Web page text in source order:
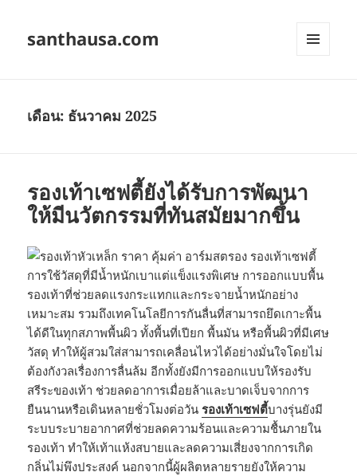
santhausa.com
เดือน: ธันวาคม 2025
รองเท้าเซฟตี้ยังได้รับการพัฒนา
ให้มีนวัตกรรมที่ทันสมัยมากขึ้น
การใช้วัสดุที่มีน้ำหนักเบาแต่แข็งแรงพิเศษ การออกแบบพื้น
รองเท้าที่ช่วยลดแรงกระแทกและกระจายน้ำหนักอย่าง
เหมาะสม รวมถึงเทคโนโลยีการกันลื่นที่สามารถยึดเกาะพื้น
ได้ดีในทุกสภาพพื้นผิว ทั้งพื้นที่เปียก พื้นมัน หรือพื้นผิวที่มีเศษ
วัสดุ ทำให้ผู้สวมใส่สามารถเคลื่อนไหวได้อย่างมั่นใจโดยไม่
ต้องกังวลเรื่องการลื่นล้ม อีกทั้งยังมีการออกแบบให้รองรับ
สรีระของเท้า ช่วยลดอาการเมื่อยล้าและบาดเจ็บจากการ
ยืนนานหรือเดินหลายชั่วโมงต่อวันรองเท้าเซฟตี้บางรุ่นยังมี
ระบบระบายอากาศที่ช่วยลดความร้อนและความชื้นภายใน
รองเท้า ทำให้เท้าแห้งสบายและลดความเสี่ยงจากการเกิด
กลิ่นไม่พึงประสงค์ นอกจากนี้ผู้ผลิตหลายรายยังให้ความ